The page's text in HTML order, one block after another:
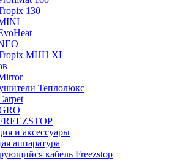
130
МНН XL
Теплолюкс
и аксессуары
аппаратура
кабель Freezstop